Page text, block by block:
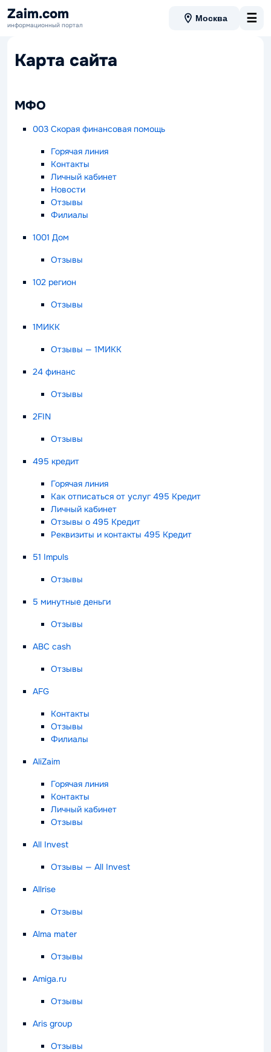
Zaim.com
информационный портал
Москва ☰
Карта сайта
МФО
003 Скорая финансовая помощь
Горячая линия
Контакты
Личный кабинет
Новости
Отзывы
Филиалы
1001 Дом
Отзывы
102 регион
Отзывы
1МИКК
Отзывы — 1МИКК
24 финанс
Отзывы
2FIN
Отзывы
495 кредит
Горячая линия
Как отписаться от услуг 495 Кредит
Личный кабинет
Отзывы о 495 Кредит
Реквизиты и контакты 495 Кредит
51 Impuls
Отзывы
5 минутные деньги
Отзывы
ABC cash
Отзывы
AFG
Контакты
Отзывы
Филиалы
AliZaim
Горячая линия
Контакты
Личный кабинет
Отзывы
All Invest
Отзывы — All Invest
Allrise
Отзывы
Alma mater
Отзывы
Amiga.ru
Отзывы
Aris group
Отзывы